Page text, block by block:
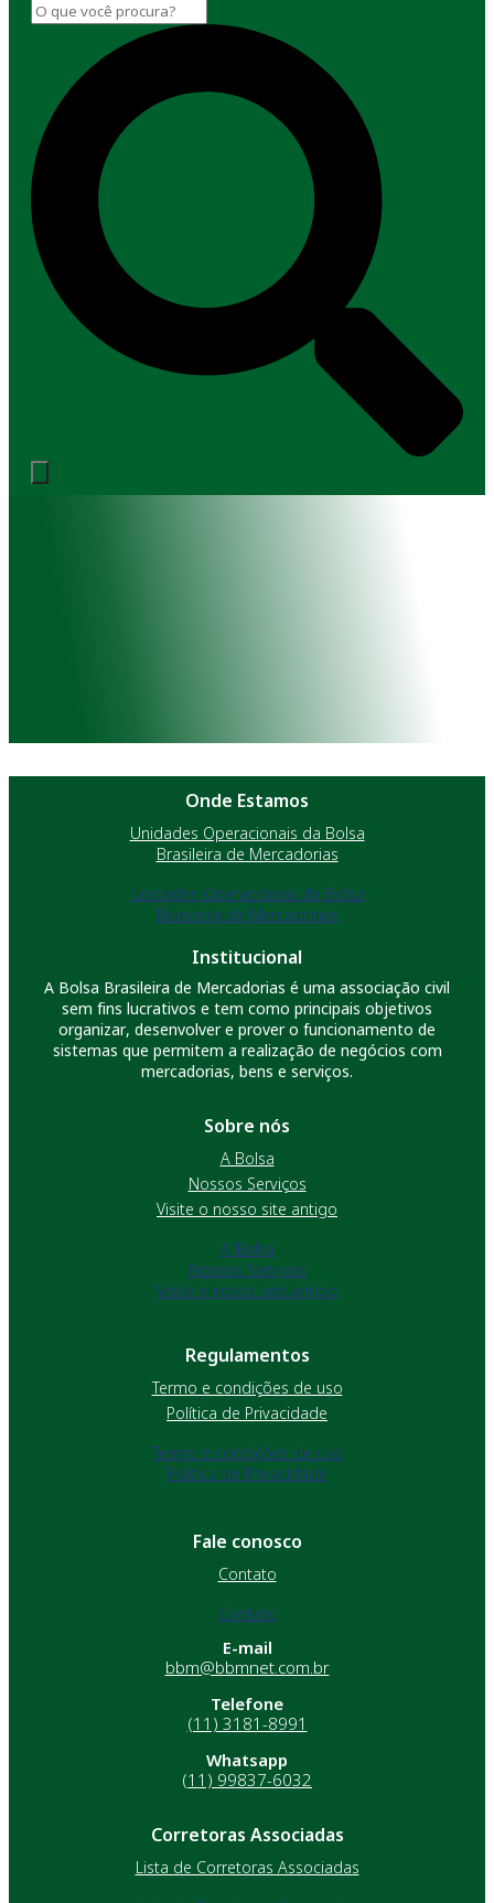
Onde Estamos
Unidades Operacionais da Bolsa
Brasileira de Mercadorias
Unidades Operacionais da Bolsa
Brasileira de Mercadorias
Institucional
A Bolsa Brasileira de Mercadorias é uma associação civil
sem fins lucrativos e tem como principais objetivos
organizar, desenvolver e prover o funcionamento de
sistemas que permitem a realização de negócios com
mercadorias, bens e serviços.
Sobre nós
A Bolsa
Nossos Serviços
Visite o nosso site antigo
A Bolsa
Nossos Serviços
Visite o nosso site antigo
Regulamentos
Termo e condições de uso
Política de Privacidade
Termo e condições de uso
Política de Privacidade
Fale conosco
Contato
Contato
E-mail
bbm@bbmnet.com.br
Telefone
(11) 3181-8991
Whatsapp
(11) 99837-6032
Corretoras Associadas
Lista de Corretoras Associadas